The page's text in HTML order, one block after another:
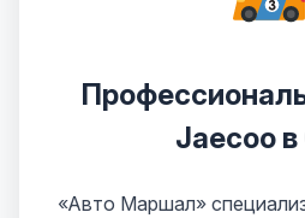
Jaecoo
«Авто Маршал»